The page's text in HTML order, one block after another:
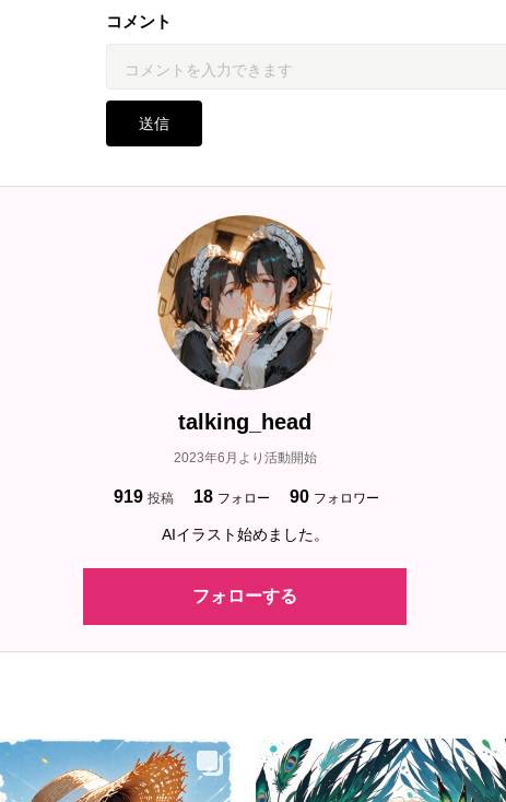
コメント
送信
talking_head
2023年6月より活動開始
919 投稿 18 フォロー 90 フォロワー
AIイラスト始めました。
フォローする